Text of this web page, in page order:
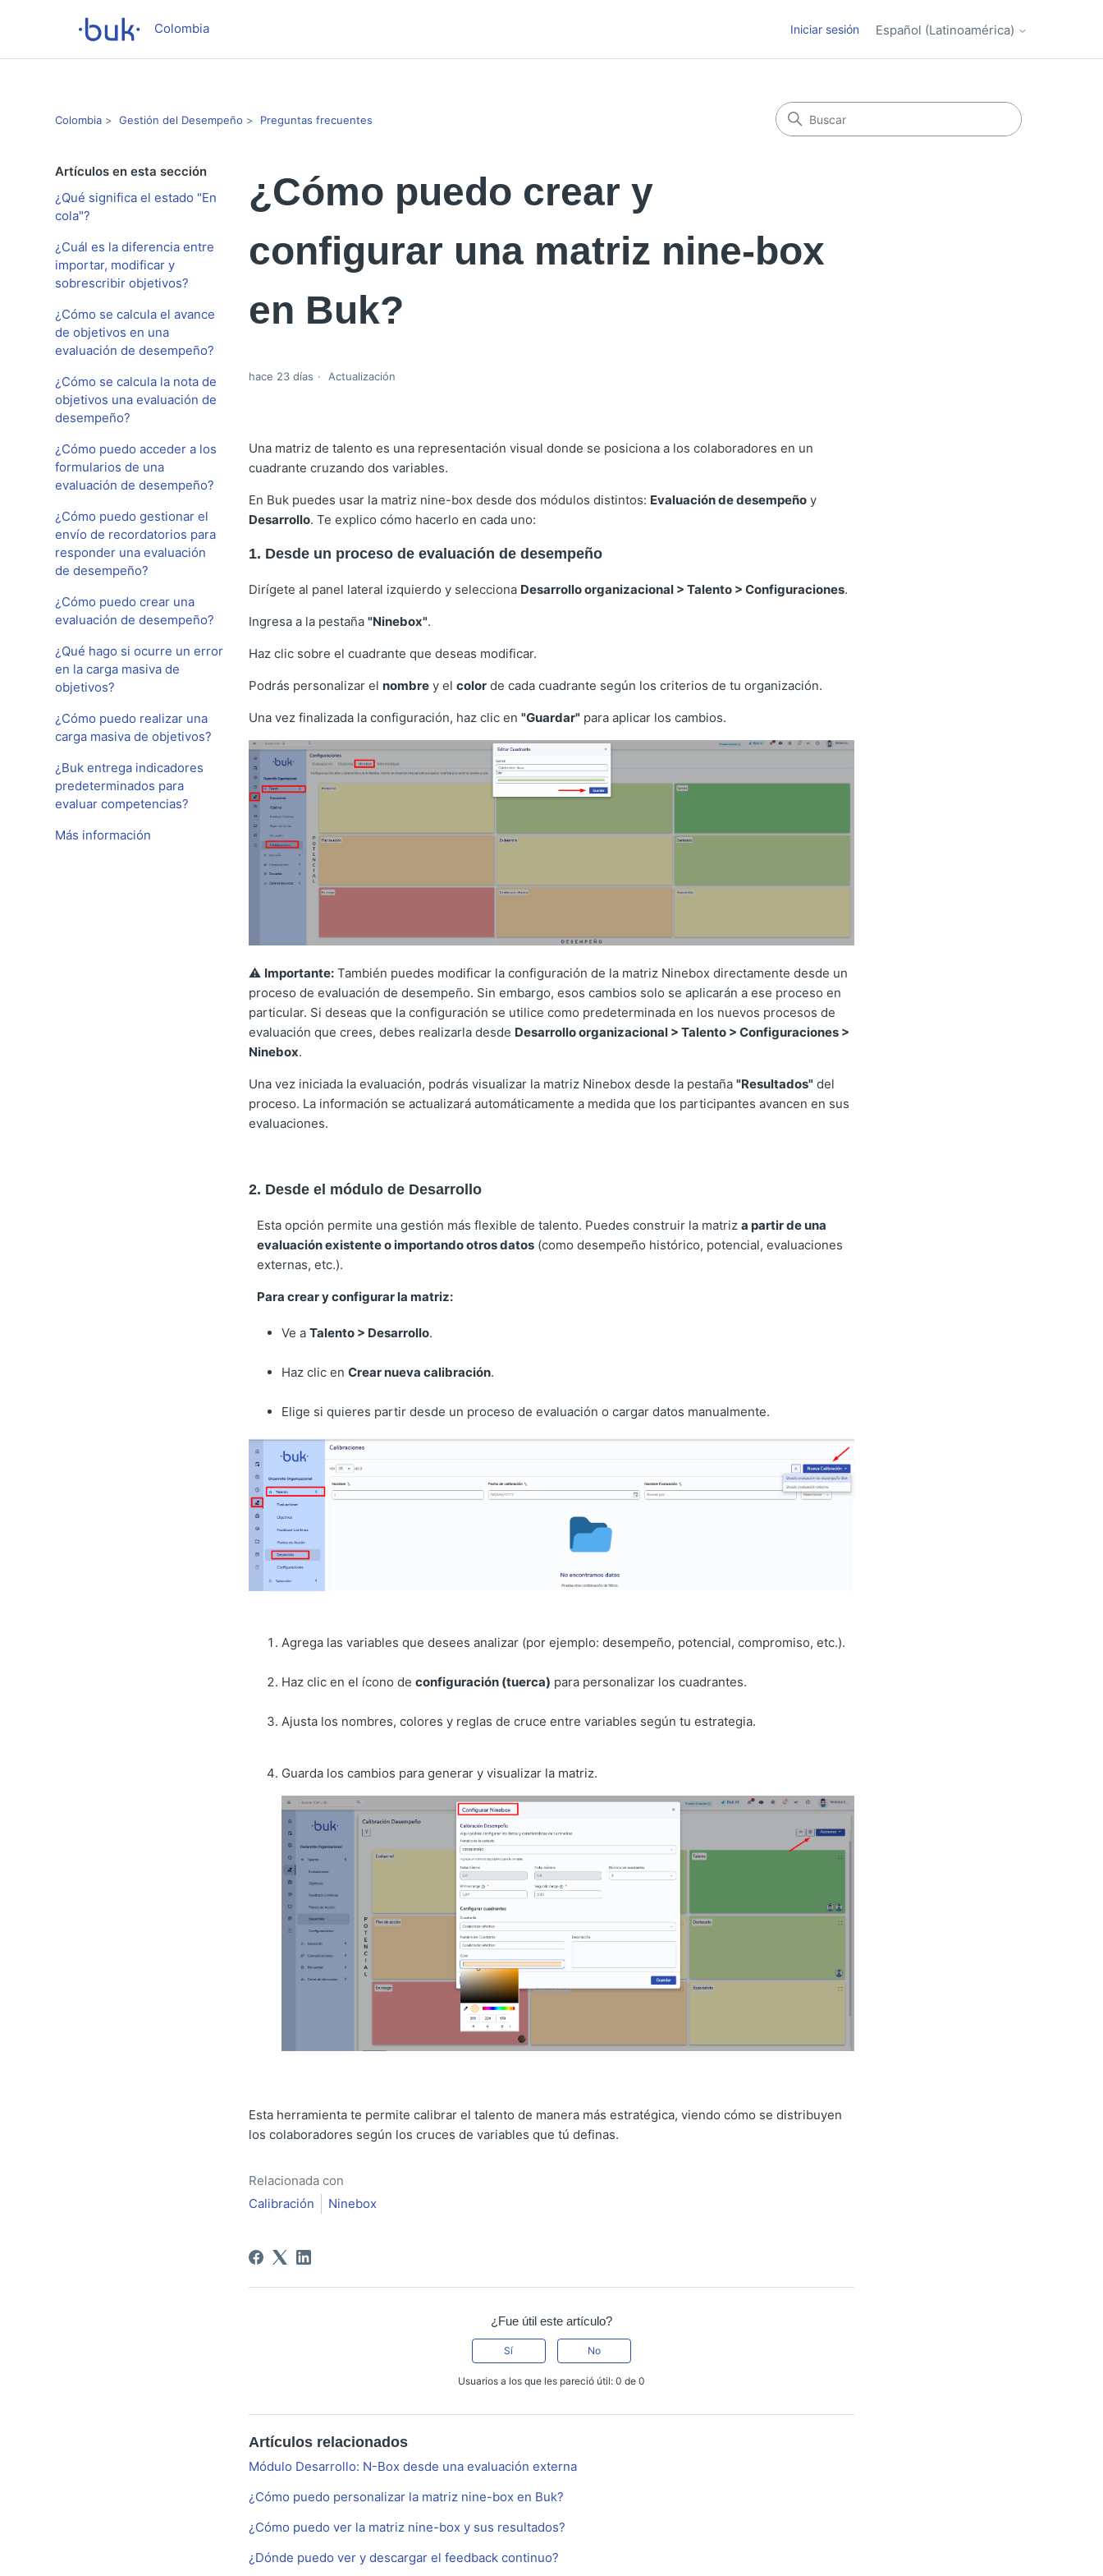
Colombia Iniciar sesión Español (Latinoamérica)
Colombia Gestión del Desempeño Preguntas frecuentes
Artículos en esta sección
¿Qué significa el estado "En
cola"?
¿Cuál es la diferencia entre
importar, modificar y
sobrescribir objetivos?
¿Cómo se calcula el avance
de objetivos en una
evaluación de desempeño?
¿Cómo se calcula la nota de
objetivos una evaluación de
desempeño?
¿Cómo puedo acceder a los
formularios de una
evaluación de desempeño?
¿Cómo puedo gestionar el
envío de recordatorios para
responder una evaluación
de desempeño?
¿Cómo puedo crear una
evaluación de desempeño?
¿Qué hago si ocurre un error
en la carga masiva de
objetivos?
¿Cómo puedo realizar una
carga masiva de objetivos?
¿Buk entrega indicadores
predeterminados para
evaluar competencias?
Más información
¿Cómo puedo crear y
configurar una matriz nine-box
en Buk?
hace 23 días Actualización
Una matriz de talento es una representación visual donde se posiciona a los colaboradores en un
cuadrante cruzando dos variables.
En Buk puedes usar la matriz nine-box desde dos módulos distintos: Evaluación de desempeñoy
Desarrollo. Te explico cómo hacerlo en cada uno:
1. Desde un proceso de evaluación de desempeño
Dirígete al panel lateral izquierdo y selecciona Desarrollo organizacional > Talento > Configuraciones.
Ingresa a la pestaña "Ninebox".
Haz clic sobre el cuadrante que deseas modificar.
Podrás personalizar el nombrey el colorde cada cuadrante según los criterios de tu organización.
Una vez finalizada la configuración, haz clic en "Guardar" para aplicar los cambios.
⚠️ Importante:También puedes modificar la configuración de la matriz Ninebox directamente desde un
proceso de evaluación de desempeño. Sin embargo, esos cambios solo se aplicarán a ese proceso en
particular. Si deseas que la configuración se utilice como predeterminada en los nuevos procesos de
evaluación que crees, debes realizarla desde Desarrollo organizacional > Talento > Configuraciones >
Ninebox.
Una vez iniciada la evaluación, podrás visualizar la matriz Ninebox desde la pestaña "Resultados" del
proceso. La información se actualizará automáticamente a medida que los participantes avancen en sus
evaluaciones.
2. Desde el módulo de Desarrollo
Esta opción permite una gestión más flexible de talento. Puedes construir la matriz a partir de una
evaluación existente o importando otros datos(como desempeño histórico, potencial, evaluaciones
externas, etc.).
Para crear y configurar la matriz:
Ve a Talento > Desarrollo.
Haz clic en Crear nueva calibración.
Elige si quieres partir desde un proceso de evaluación o cargar datos manualmente.
Agrega las variables que desees analizar (por ejemplo: desempeño, potencial, compromiso, etc.).
Haz clic en el ícono de configuración (tuerca) para personalizar los cuadrantes.
Ajusta los nombres, colores y reglas de cruce entre variables según tu estrategia.
Guarda los cambios para generar y visualizar la matriz.
Esta herramienta te permite calibrar el talento de manera más estratégica, viendo cómo se distribuyen
los colaboradores según los cruces de variables que tú definas.
Relacionada con
Calibración
Ninebox
¿Fue útil este artículo?
Sí No
Usuarios a los que les pareció útil: 0 de 0
Artículos relacionados
Módulo Desarrollo: N-Box desde una evaluación externa
¿Cómo puedo personalizar la matriz nine-box en Buk?
¿Cómo puedo ver la matriz nine-box y sus resultados?
¿Dónde puedo ver y descargar el feedback continuo?